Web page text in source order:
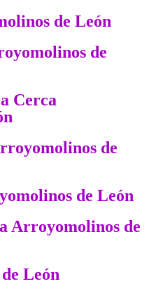
de León
de
Cerca
de
de León
Arroyomolinos de
León